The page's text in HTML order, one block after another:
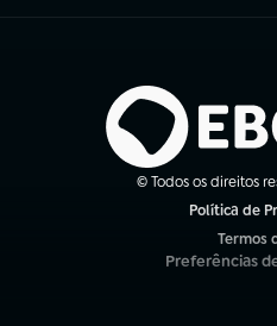
© Todos os direitos
Política de
Termos
(abre
Preferências